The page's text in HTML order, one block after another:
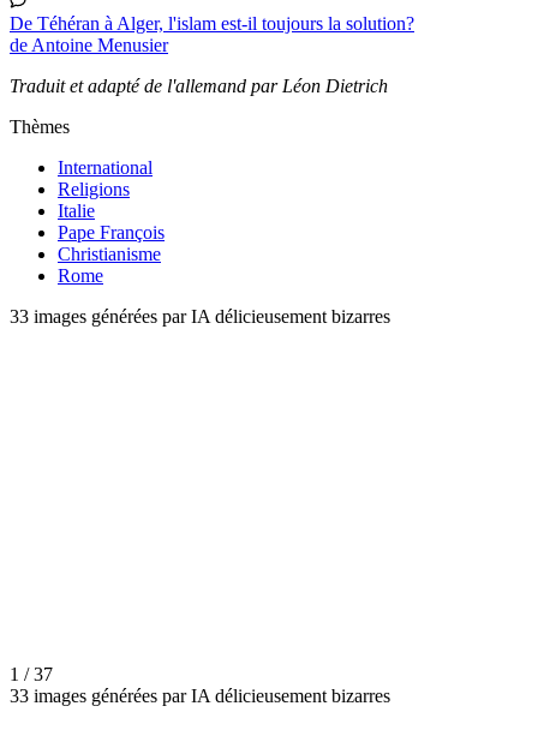
De Téhéran à Alger, l'islam est-il toujours la solution?
de Antoine Menusier
Traduit et adapté de l'allemand par Léon Dietrich
Thèmes
International
Religions
Italie
Pape François
Christianisme
Rome
33 images générées par IA délicieusement bizarres
1 / 37
33 images générées par IA délicieusement bizarres